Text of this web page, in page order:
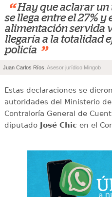
“ Hay que aclarar un
se llega entre el 27% y
alimentación servida
llegaría a la totalidad
policía ”
Juan Carlos Ríos , Asesor jurídico Mingob
Estas declaraciones se
autoridades del Ministerio
Contraloría General de
diputado
José Chic en el